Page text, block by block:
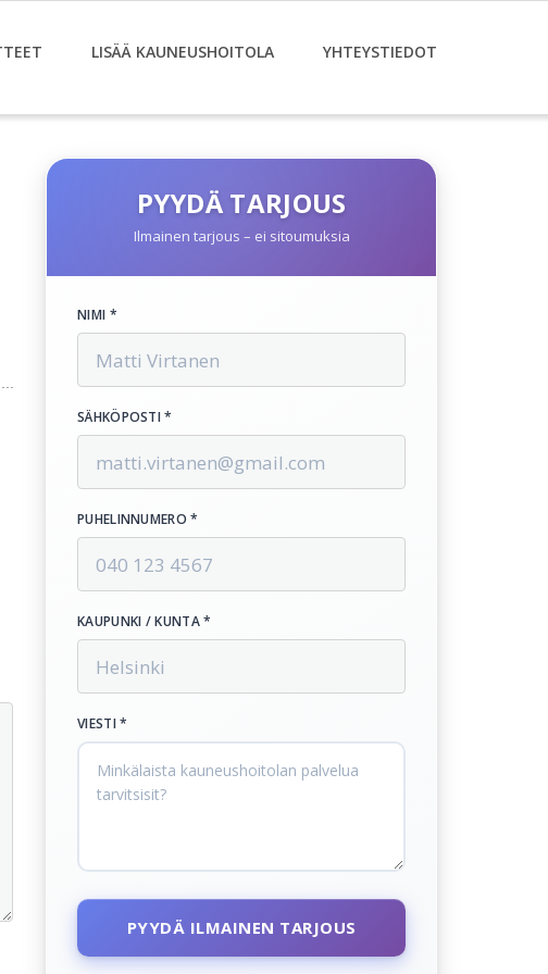
LISÄÄ KAUNEUSHOITOLA YHTEYSTIEDOT
PYYDÄ TARJOUS
Ilmainen tarjous – ei sitoumuksia
NIMI *
SÄHKÖPOSTI *
PUHELINNUMERO *
KAUPUNKI / KUNTA *
VIESTI *
PYYDÄ ILMAINEN TARJOUS